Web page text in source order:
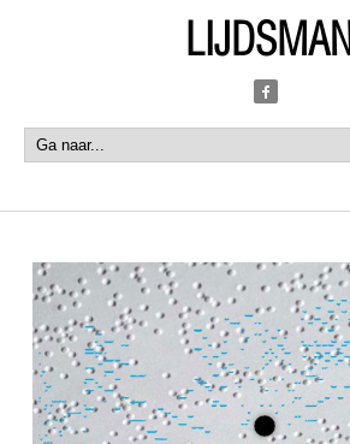
LIJDSMAN